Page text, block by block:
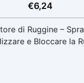
facilmente sporco e
senza
per preparare
✅ Effetti Decorativi:
aiuta a eliminare le
€6,24